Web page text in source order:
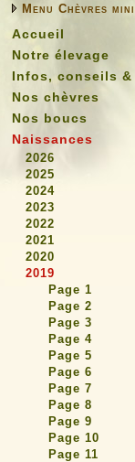
Menu Chèvres
Accueil
Notre élevage
Infos, conseils &
Nos chèvres
Nos boucs
Naissances
2026
2025
2024
2023
2022
2021
2020
2019
Page 1
Page 2
Page 3
Page 4
Page 5
Page 6
Page 7
Page 8
Page 9
Page 10
Page 11